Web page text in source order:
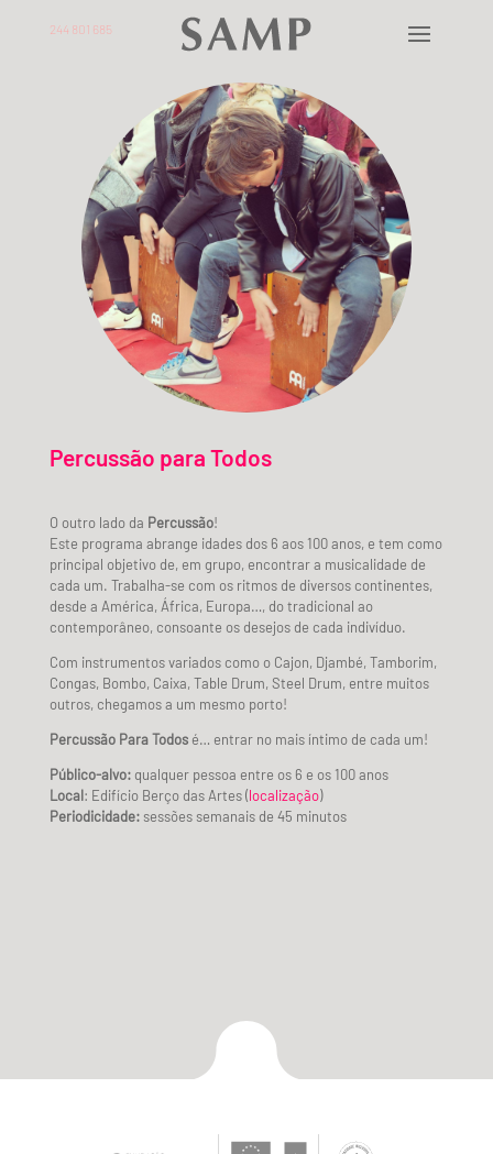
244 801 685
Percussão para Todos
O outro lado da Percussão!
Este programa abrange idades dos 6 aos 100 anos, e tem como
principal objetivo de, em grupo, encontrar a musicalidade de
cada um. Trabalha-se com os ritmos de diversos continentes,
desde a América, África, Europa…, do tradicional ao
contemporâneo, consoante os desejos de cada indivíduo.
Com instrumentos variados como o Cajon, Djambé, Tamborim,
Congas, Bombo, Caixa, Table Drum, Steel Drum, entre muitos
outros, chegamos a um mesmo porto!
Percussão Para Todosé… entrar no mais íntimo de cada um!
Público-alvo:qualquer pessoa entre os 6 e os 100 anos
Local: Edifício Berço das Artes (localização)
Periodicidade:sessões semanais de 45 minutos